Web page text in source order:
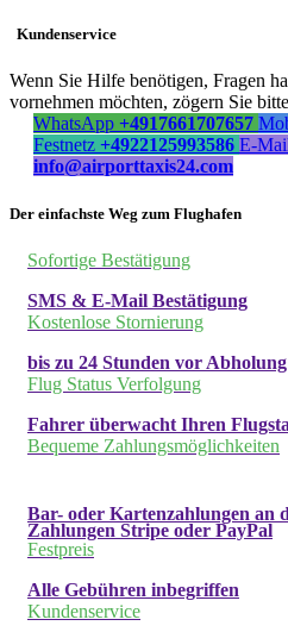
Kundenservice
Wenn Sie Hilfe benötigen, Fragen
vornehmen möchten, zögern Sie
WhatsApp +4917661707657
Festnetz +4922125993586 E-
info@airporttaxis24.com
Der einfachste Weg zum Flughafen
Sofortige Bestätigung
SMS & E-Mail Bestätigung
Kostenlose Stornierung
bis zu 24 Stunden vor Abholung
Flug Status Verfolgung
Fahrer überwacht Ihren
Bequeme Zahlungsmöglichkeiten
Bar- oder Kartenzahlungen an
Zahlungen Stripe oder PayPal
Festpreis
Alle Gebühren inbegriffen
Kundenservice